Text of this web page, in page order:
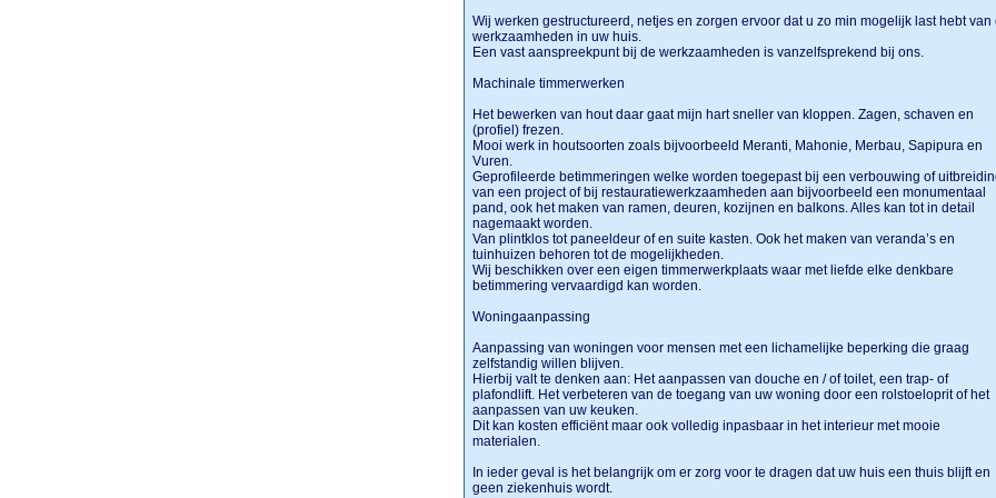
Wij werken gestructureerd, netjes en zorgen ervoor dat u zo min mogelijk last hebt van
werkzaamheden in uw huis.
Een vast aanspreekpunt bij de werkzaamheden is vanzelfsprekend bij ons.
Machinale timmerwerken
Het bewerken van hout daar gaat mijn hart sneller van kloppen. Zagen, schaven en
(profiel) frezen.
Mooi werk in houtsoorten zoals bijvoorbeeld Meranti, Mahonie, Merbau, Sapipura en
Vuren.
Geprofileerde betimmeringen welke worden toegepast bij een verbouwing of
van een project of bij restauratiewerkzaamheden aan bijvoorbeeld een monumentaal
pand, ook het maken van ramen, deuren, kozijnen en balkons. Alles kan tot in detail
nagemaakt worden.
Van plintklos tot paneeldeur of en suite kasten. Ook het maken van veranda’s en
tuinhuizen behoren tot de mogelijkheden.
Wij beschikken over een eigen timmerwerkplaats waar met liefde elke denkbare
betimmering vervaardigd kan worden.
Woningaanpassing
Aanpassing van woningen voor mensen met een lichamelijke beperking die graag
zelfstandig willen blijven.
Hierbij valt te denken aan: Het aanpassen van douche en / of toilet, een trap- of
plafondlift. Het verbeteren van de toegang van uw woning door een rolstoeloprit of het
aanpassen van uw keuken.
Dit kan kosten efficiënt maar ook volledig inpasbaar in het interieur met mooie
materialen.
In ieder geval is het belangrijk om er zorg voor te dragen dat uw huis een thuis blijft en
geen ziekenhuis wordt.